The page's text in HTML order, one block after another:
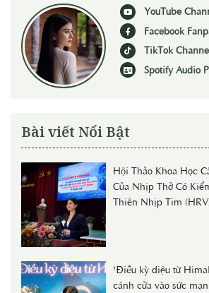
YouTube
Facebook
TikTok
Spotify Audio
Bài viết Nổi Bật
Hội Thảo Khoa Học
Của Nhịp Thở Có
Thiên Nhịp Tim
'Điều kỳ diệu từ
cánh cửa vào sức